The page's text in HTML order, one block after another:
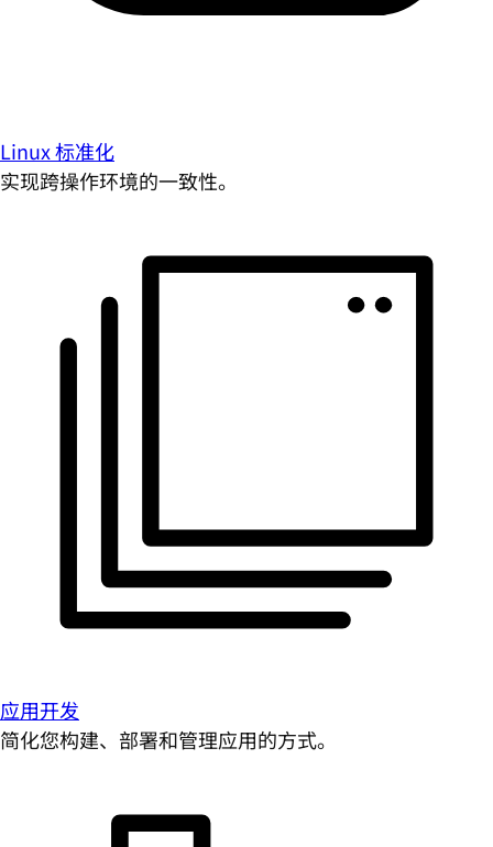
Linux 标准化
实现跨操作环境的一致性。
应用开发
简化您构建、部署和管理应用的方式。